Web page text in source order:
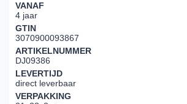
VANAF
4 jaar
GTIN
3070900093867
ARTIKELNUMMER
DJ09386
LEVERTIJD
direct leverbaar
VERPAKKING